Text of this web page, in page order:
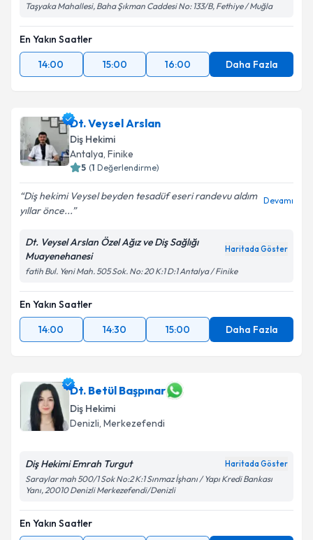
Takvim Talebini Gönder
Taşyaka Mahallesi, Baha Şıkman Caddesi No: 133/B, Fethiye / Muğla
En Yakın Saatler
14:00
15:00 16:00 Daha Fazla
Dt. Veysel Arslan
Diş Hekimi
Antalya, Finike
5 (1 Değerlendirme)
Diş hekimi Veysel beyden tesadüf eseri randevu aldım
yıllar önce...
Devamı
Dt. Veysel Arslan Özel Ağız ve Diş Sağlığı
Muayenehanesi
Haritada Göster
fatih Bul. Yeni Mah. 505 Sok. No: 20 K:1 D:1 Antalya / Finike
En Yakın Saatler
14:00
14:30 15:00 Daha Fazla
Dt. Betül Başpınar
Diş Hekimi
Denizli, Merkezefendi
Diş Hekimi Emrah Turgut Haritada Göster
Saraylar mah 500/1 Sok No:2 K:1 Sınmaz İşhanı / Yapı Kredi Bankası
Yanı, 20010 Denizli Merkezefendi/Denizli
En Yakın Saatler